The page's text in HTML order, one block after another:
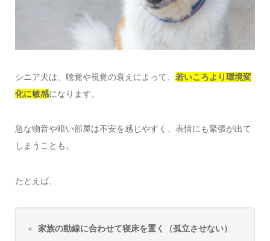
シニア犬は、聴覚や視覚の衰えによって、 若いころより環境変
化に敏感になります。
急な物音や暗い部屋は不安を感じやすく、表情にも緊張が出て
しまうことも。
たとえば、
家族の動線に合わせて寝床を置く（孤立させない）